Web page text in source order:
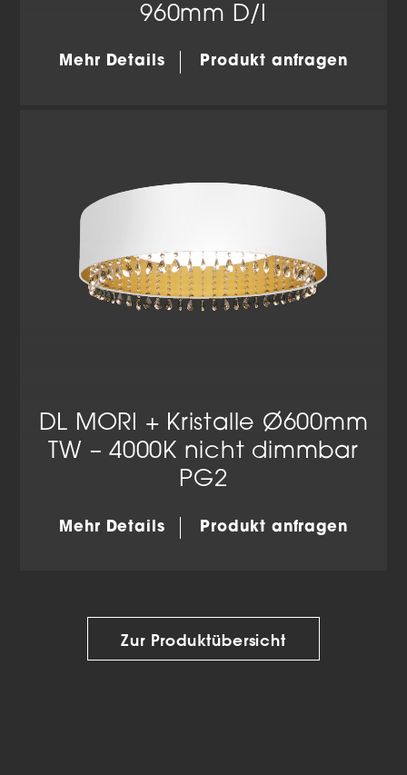
960mm D/I
Mehr Details Produkt anfragen
DL MORI + Kristalle Ø600mm
TW – 4000K nicht dimmbar
PG2
Mehr Details Produkt anfragen
Zur Produktübersicht